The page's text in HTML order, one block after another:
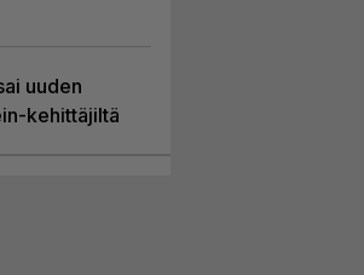
uuden
kehittäjiltä